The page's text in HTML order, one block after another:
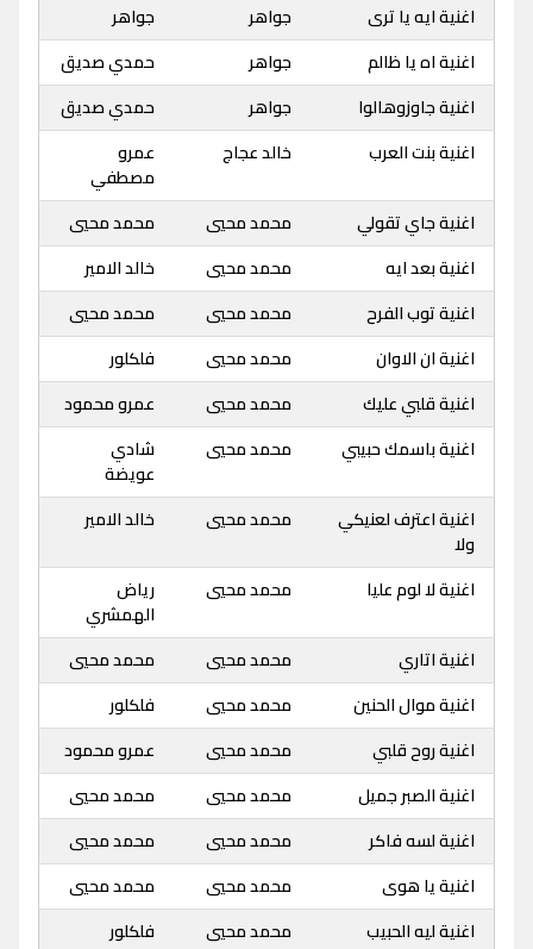
اغنية ايه يا ترى جواهر
جواهر
اغنية اه يا ظالم
جواهر
حمدي صديق
اغنية جاوزوهالوا
جواهر
حمدي صديق
اغنية بنت العرب
خالد عجاج
عمرو
مصطفي
اغنية جاي تقولي
محمد محيي
محمد محيي
اغنية بعد ايه
محمد محيي
خالد الامير
اغنية توب الفرح
محمد محيي
محمد محيي
اغنية ان الاوان
محمد محيي
فلكلور
اغنية قلبي عليك
محمد محيي
عمرو محمود
اغنية باسمك حبيبي
محمد محيي
شادي
عويضة
اغنية اعترف لعنيكي
ولا
محمد محيي خالد الامير
اغنية لا لوم عليا محمد محيي
رياض
الهمشري
اغنية اتاري
محمد محيي
محمد محيي
اغنية موال الحنين
محمد محيي
فلكلور
اغنية روح قلبي
محمد محيي
عمرو محمود
اغنية الصبر جميل
محمد محيي
محمد محيي
اغنية لسه فاكر
محمد محيي
محمد محيي
اغنية يا هوى
محمد محيي
محمد محيي
اغنية ليه الحبيب
محمد محيي
فلكلور